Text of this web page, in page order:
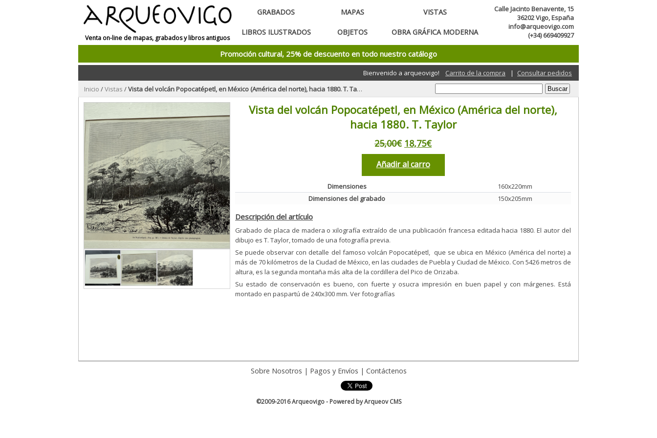
Venta on-line de mapas, grabados y libros antiguos
GRABADOS MAPAS VISTAS
LIBROS ILUSTRADOS OBJETOS OBRA GRÁFICA MODERNA
Calle Jacinto Benavente, 15
36202 Vigo, España
info@arqueovigo.com
(+34) 669409927
Promoción cultural, 25% de descuento en todo nuestro catálogo
Bienvenido a arqueovigo! Carrito de la compra |
Consultar pedidos
Inicio /Vistas /Vista del volcán Popocatépetl, en México (América del norte), hacia 1880. T. Taylor
Vista del volcán Popocatépetl, en México (América del norte),
hacia 1880. T. Taylor
25,00€ 18,75€
Añadir al carro
Dimensiones
160x220mm
Dimensiones del grabado
150x205mm
Descripción del artículo
Grabado de placa de madera o xilografía extraído de una publicación francesa editada hacia 1880. El autor del
dibujo es T. Taylor, tomado de una fotografía previa.
Se puede observar con detalle del famoso volcán Popocatépetl, que se ubica en México (América del norte) a
más de 70 kilómetros de la Ciudad de México, en las ciudades de Puebla y Ciudad de México. Con 5426 metros de
altura, es la segunda montaña más alta de la cordillera del Pico de Orizaba.
Su estado de conservación es bueno, con fuerte y osucra impresión en buen papel y con márgenes. Está
montado en paspartú de 240x300 mm. Ver fotografías
Sobre Nosotros | Pagos y Envíos | Contáctenos
©2009-2016 Arqueovigo - Powered byArqueov CMS